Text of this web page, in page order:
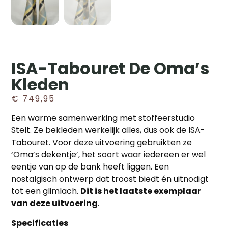
ISA-Tabouret De Oma’s
Kleden
€ 749,95
Een warme samenwerking met stoffeerstudio
Stelt. Ze bekleden werkelijk alles, dus ook de ISA-
Tabouret. Voor deze uitvoering gebruikten ze
‘Oma’s dekentje’, het soort waar iedereen er wel
eentje van op de bank heeft liggen. Een
nostalgisch ontwerp dat troost biedt én uitnodigt
tot een glimlach. Dit is het laatste exemplaar
van deze uitvoering.
Specificaties